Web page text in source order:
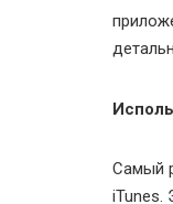
Самый
iTunes.